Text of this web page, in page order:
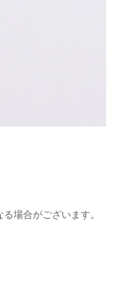
場合がございます。